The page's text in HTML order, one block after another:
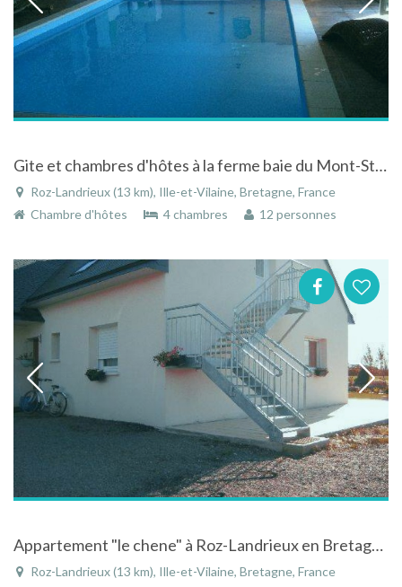
Gite et chambres d'hôtes à la ferme baie du Mont-St-Michel, St-Malo piscine intérieure chauffée/SPA
Roz-Landrieux (13 km), Ille-et-Vilaine, Bretagne, France
Chambre d'hôtes
4 chambres 12 personnes
Appartement "le chene" à Roz-Landrieux en Bretagne
Roz-Landrieux (13 km), Ille-et-Vilaine, Bretagne, France